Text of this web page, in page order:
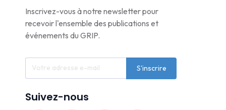
Inscrivez-vous à notre newsletter pour
recevoir l'ensemble des publications et
événements du GRIP.
S'inscrire
Suivez-nous